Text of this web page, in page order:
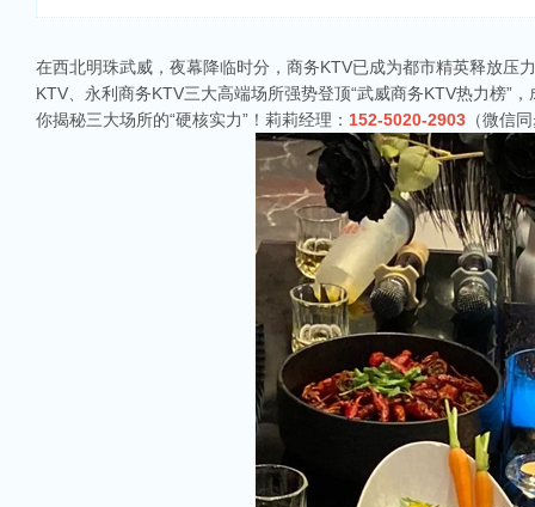
在西北明珠武威，夜幕降临时分，商务KTV已成为都市精英释放
KTV、永利商务KTV三大高端场所强势登顶“武威商务KTV热力榜”
你揭秘三大场所的“硬核实力”！莉莉经理： 152-5020-2903 （微信